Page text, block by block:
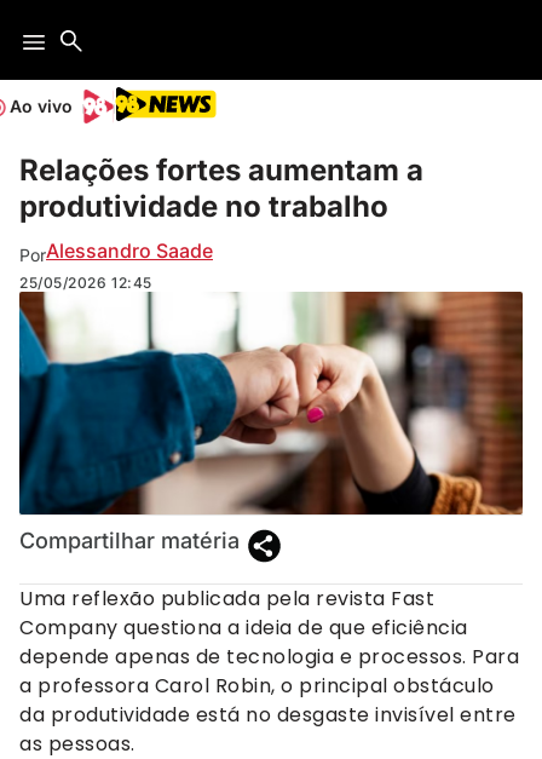
Ao vivo
Relações fortes aumentam a
produtividade no trabalho
PorAlessandro Saade
25/05/2026 12:45
Compartilhar matéria
Uma reflexão publicada pela revista Fast
Company questiona a ideia de que eficiência
depende apenas de tecnologia e processos. Para
a professora Carol Robin, o principal obstáculo
da produtividade está no desgaste invisível entre
as pessoas.